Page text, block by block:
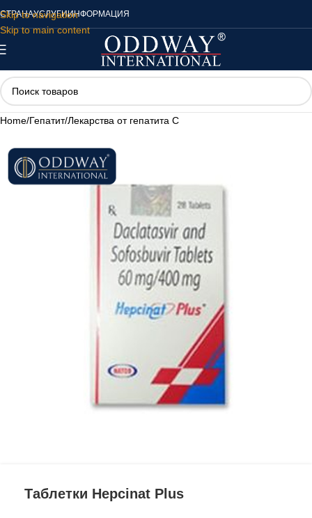
Skip to navigation
Skip to main content
СТРАНАУСЛУГИИНФОРМАЦИЯ
Home/Гепатит/Лекарства от гепатита C
Таблетки Hepcinat Plus